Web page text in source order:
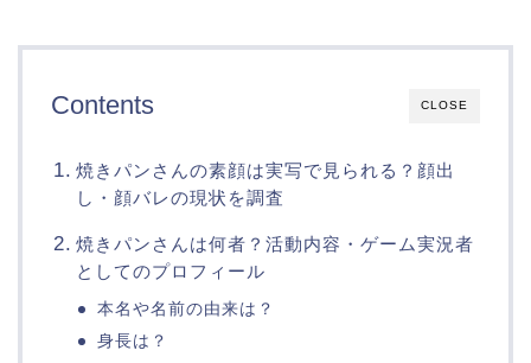
CLOSE
Contents
焼きパンさんの素顔は実写で見られる？顔出
し・顔バレの現状を調査
焼きパンさんは何者？活動内容・ゲーム実況者
としてのプロフィール
本名や名前の由来は？
身長は？